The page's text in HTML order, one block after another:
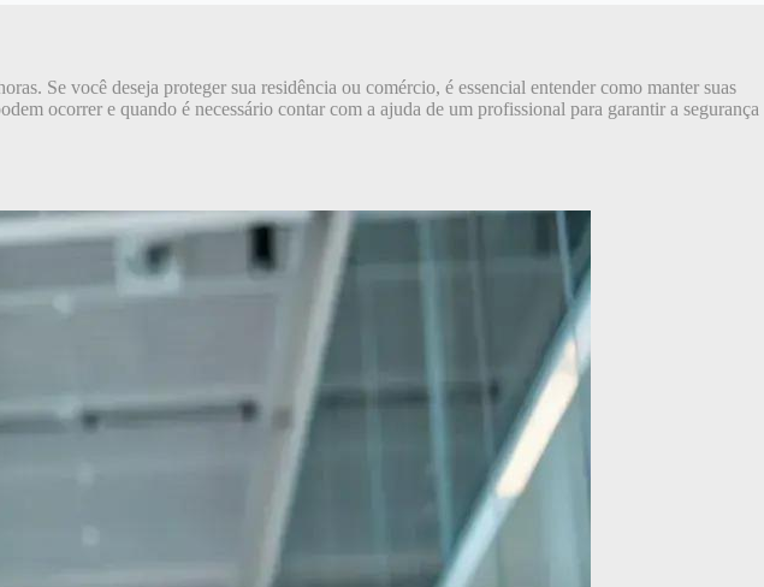
Se você deseja proteger sua residência ou comércio, é essencial entender como manter suas
ocorrer e quando é necessário contar com a ajuda de um profissional para garantir a segurança